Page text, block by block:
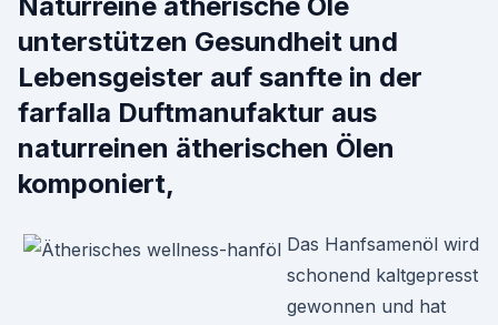
unterstützen Gesundheit und
Lebensgeister auf sanfte in der
farfalla Duftmanufaktur aus
naturreinen ätherischen Ölen
komponiert,
Das Hanfsamenöl wird
schonend kaltgepresst
gewonnen und hat